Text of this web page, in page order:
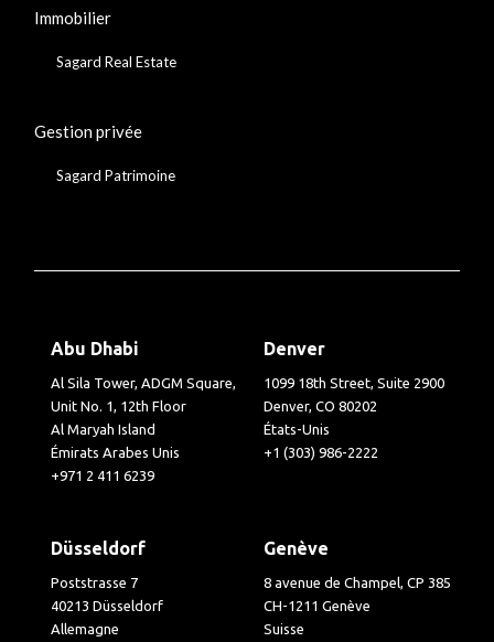
Immobilier
Sagard Real Estate
Gestion privée
Sagard Patrimoine
Abu Dhabi
Al Sila Tower, ADGM Square,
Unit No. 1, 12th Floor
Al Maryah Island
Émirats Arabes Unis
+971 2 411 6239
Denver
1099 18th Street, Suite 2900
Denver, CO 80202
États-Unis
+1 (303) 986-2222
Düsseldorf
Poststrasse 7
40213 Düsseldorf
Allemagne
Genève
8 avenue de Champel, CP 385
CH-1211 Genève
Suisse